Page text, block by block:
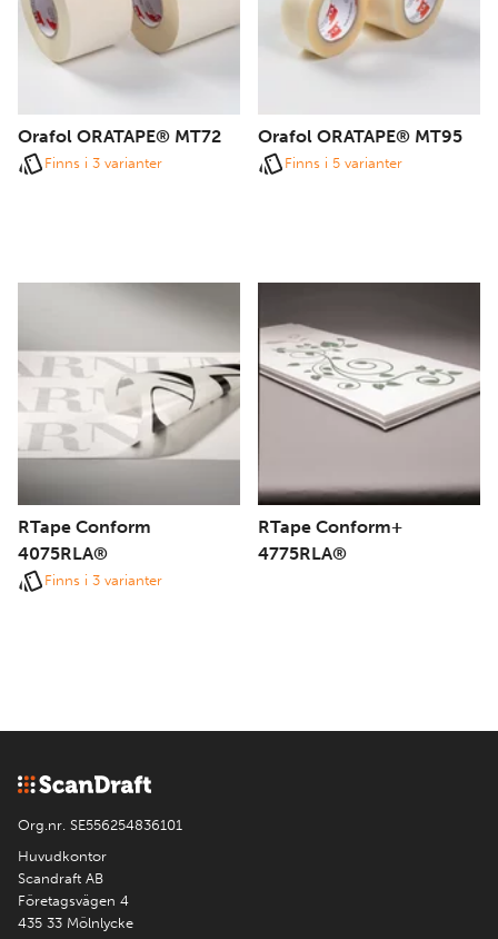
Orafol ORATAPE® MT72
Finns i 3 varianter
Orafol ORATAPE® MT95
Finns i 5 varianter
RTape Conform
4075RLA®
Finns i 3 varianter
RTape Conform+
4775RLA®
Org.nr. SE556254836101
Huvudkontor
Scandraft AB
Företagsvägen 4
435 33 Mölnlycke